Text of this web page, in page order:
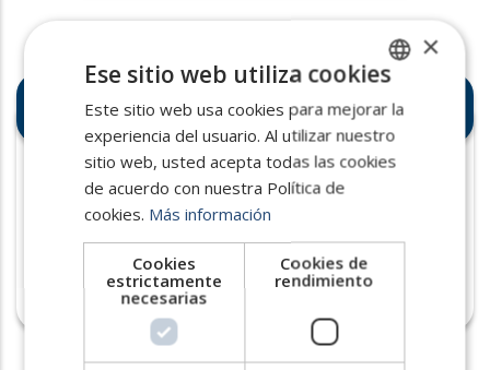
demográfica
Activamos nuestra redNPAworldwide
para atraer talento internacional
dispuesto a reubicarse en este
ecosistema puntero
SPANISH
ENGLISH
×
Ese sitio web utiliza cookies
Este sitio web usa cookies para mejorar la
experiencia del usuario. Al utilizar nuestro
sitio web, usted acepta todas las cookies
de acuerdo con nuestra Política de
cookies. Más información
Cookies
estrictamente
necesarias
Cookies de
rendimiento